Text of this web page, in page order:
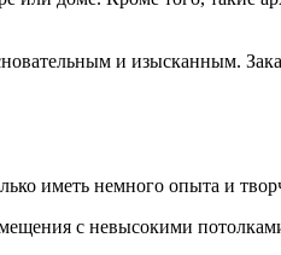
и изысканным.
иметь немного опыта и
с невысокими